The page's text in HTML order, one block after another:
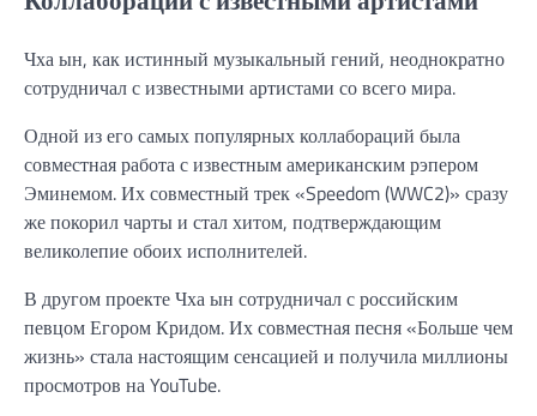
Чха ын, как истинный музыкальный гений, неоднократно
сотрудничал с известными артистами со всего мира.
Одной из его самых популярных коллабораций была
совместная работа с известным американским рэпером
Эминемом. Их совместный трек «Speedom (WWC2)» сразу
же покорил чарты и стал хитом, подтверждающим
великолепие обоих исполнителей.
В другом проекте Чха ын сотрудничал с российским
певцом Егором Кридом. Их совместная песня «Больше чем
жизнь» стала настоящим сенсацией и получила миллионы
просмотров на YouTube.